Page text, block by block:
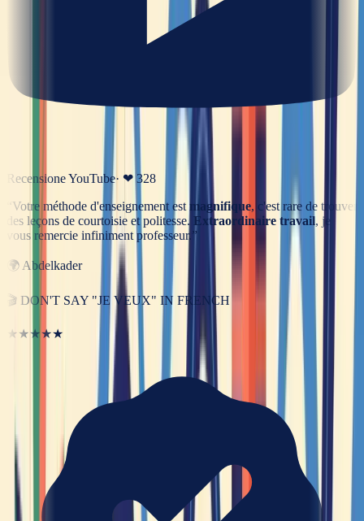
Recensione YouTube· ❤ 328
Votre méthode d'enseignement est magnifique, c'est rare de trouver
des leçons de courtoisie et politesse. Extraordinaire travail, je
vous remercie infiniment professeur. ”
🌍 Abdelkader
🎬 DON'T SAY "JE VEUX" IN FRENCH
★★★★★